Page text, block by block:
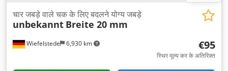
Wiefelstede 6,930 km
चार जबड़े वाले चक के लिए बदलने योग्य जबड़े
unbekannt Breite 20 mm
€95
स्थिर मूल्य कर के अतिरिक्त